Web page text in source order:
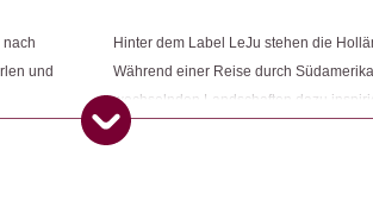
nach
und
Hinter dem Label LeJu stehen die
Während einer Reise durch
wechselnden Landschaften dazu
entschieden sich die beiden, mehr